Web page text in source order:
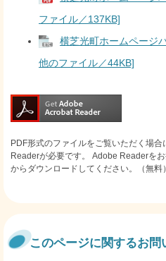
ファイル／137KB]
横芝光町ホームページ
他のファイル／44KB]
PDF形式のファイルをご覧いただく場
Readerが必要です。
Adobe Readerを
からダウンロードしてください。（無料）
このページに関するお問